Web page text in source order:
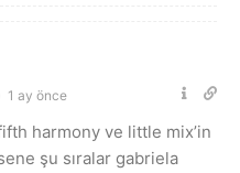
1 ay önce
harmony ve little mix’in
şu sıralar gabriela